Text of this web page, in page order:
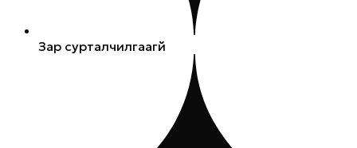
Зар сурталчилгаагүй